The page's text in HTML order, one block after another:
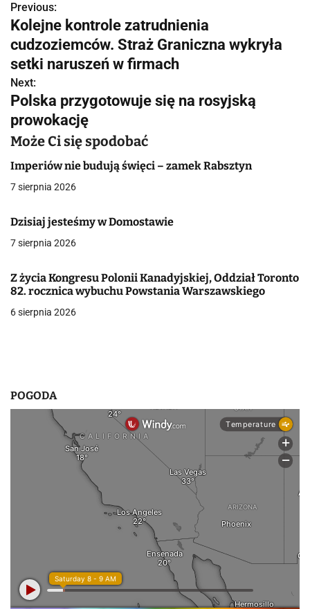
N
a
w
i
g
a
c
j
a
w
p
i
Previous:
Kolejne kontrole zatrudnienia
cudzoziemców. Straż Graniczna wykryła
setki naruszeń w firmach
Next:
Polska przygotowuje się na rosyjską
prowokację
Może Ci się spodobać
Imperiów nie budują święci – zamek Rabsztyn
7 sierpnia 2026
Dzisiaj jesteśmy w Domostawie
7 sierpnia 2026
Z życia Kongresu Polonii Kanadyjskiej, Oddział Toronto
82. rocznica wybuchu Powstania Warszawskiego
6 sierpnia 2026
POGODA